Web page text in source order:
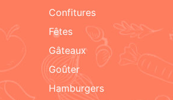
confitures
fêtes
gâteaux
goûter
hamburgers